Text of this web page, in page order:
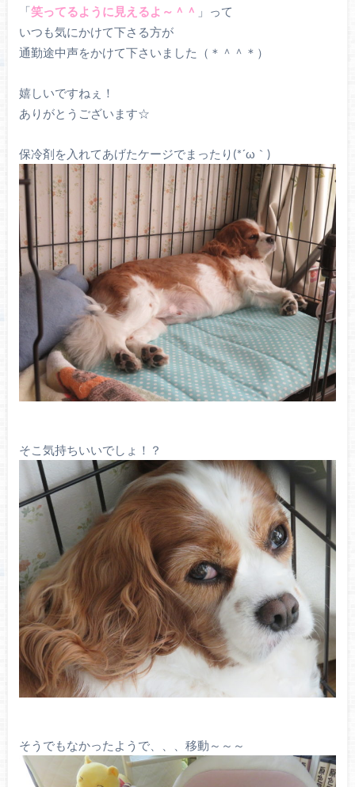
「笑ってるように見えるよ～＾＾ 」って
いつも気にかけて下さる方が
通勤途中声をかけて下さいました（＊＾＾＊）
嬉しいですねぇ！
ありがとうございます☆
保冷剤を入れてあげたケージでまったり(*´ω｀)
そこ気持ちいいでしょ！？
そうでもなかったようで、、、移動～～～